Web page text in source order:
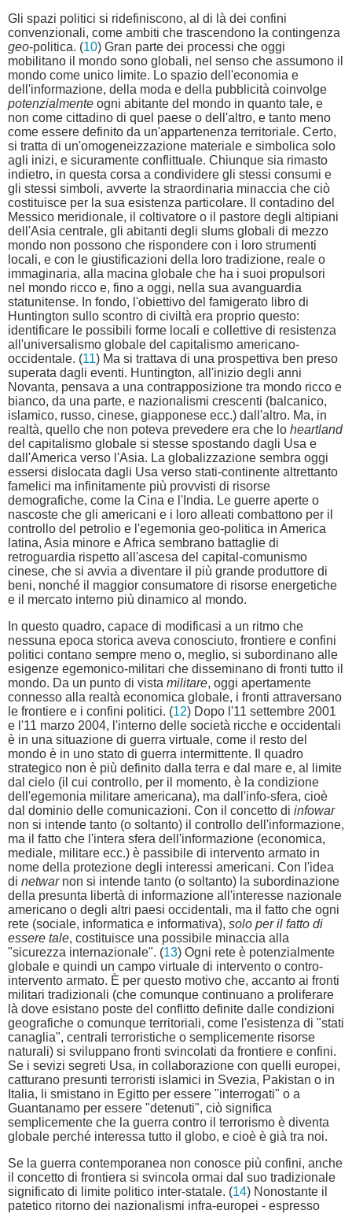
Gli spazi politici si ridefiniscono, al di là dei confini
convenzionali, come ambiti che trascendono la contingenza
geo-politica. (10) Gran parte dei processi che oggi
mobilitano il mondo sono globali, nel senso che assumono il
mondo come unico limite. Lo spazio dell'economia e
dell'informazione, della moda e della pubblicità coinvolge
potenzialmente ogni abitante del mondo in quanto tale, e
non come cittadino di quel paese o dell'altro, e tanto meno
come essere definito da un'appartenenza territoriale. Certo,
si tratta di un'omogeneizzazione materiale e simbolica solo
agli inizi, e sicuramente conflittuale. Chiunque sia rimasto
indietro, in questa corsa a condividere gli stessi consumi e
gli stessi simboli, avverte la straordinaria minaccia che ciò
costituisce per la sua esistenza particolare. Il contadino del
Messico meridionale, il coltivatore o il pastore degli altipiani
dell'Asia centrale, gli abitanti degli slums globali di mezzo
mondo non possono che rispondere con i loro strumenti
locali, e con le giustificazioni della loro tradizione, reale o
immaginaria, alla macina globale che ha i suoi propulsori
nel mondo ricco e, fino a oggi, nella sua avanguardia
statunitense. In fondo, l'obiettivo del famigerato libro di
Huntington sullo scontro di civiltà era proprio questo:
identificare le possibili forme locali e collettive di resistenza
all'universalismo globale del capitalismo americano-
occidentale. (11) Ma si trattava di una prospettiva ben preso
superata dagli eventi. Huntington, all'inizio degli anni
Novanta, pensava a una contrapposizione tra mondo ricco e
bianco, da una parte, e nazionalismi crescenti (balcanico,
islamico, russo, cinese, giapponese ecc.) dall'altro. Ma, in
realtà, quello che non poteva prevedere era che lo heartland
del capitalismo globale si stesse spostando dagli Usa e
dall'America verso l'Asia. La globalizzazione sembra oggi
essersi dislocata dagli Usa verso stati-continente altrettanto
famelici ma infinitamente più provvisti di risorse
demografiche, come la Cina e l'India. Le guerre aperte o
nascoste che gli americani e i loro alleati combattono per il
controllo del petrolio e l'egemonia geo-politica in America
latina, Asia minore e Africa sembrano battaglie di
retroguardia rispetto all'ascesa del capital-comunismo
cinese, che si avvia a diventare il più grande produttore di
beni, nonché il maggior consumatore di risorse energetiche
e il mercato interno più dinamico al mondo.
In questo quadro, capace di modificasi a un ritmo che
nessuna epoca storica aveva conosciuto, frontiere e confini
politici contano sempre meno o, meglio, si subordinano alle
esigenze egemonico-militari che disseminano di fronti tutto il
mondo. Da un punto di vista militare, oggi apertamente
connesso alla realtà economica globale, i fronti attraversano
le frontiere e i confini politici. (12) Dopo l'11 settembre 2001
e l'11 marzo 2004, l'interno delle società ricche e occidentali
è in una situazione di guerra virtuale, come il resto del
mondo è in uno stato di guerra intermittente. Il quadro
strategico non è più definito dalla terra e dal mare e, al limite
dal cielo (il cui controllo, per il momento, è la condizione
dell'egemonia militare americana), ma dall'info-sfera, cioè
dal dominio delle comunicazioni. Con il concetto di infowar
non si intende tanto (o soltanto) il controllo dell'informazione,
ma il fatto che l'intera sfera dell'informazione (economica,
mediale, militare ecc.) è passibile di intervento armato in
nome della protezione degli interessi americani. Con l'idea
di netwarnon si intende tanto (o soltanto) la subordinazione
della presunta libertà di informazione all'interesse nazionale
americano o degli altri paesi occidentali, ma il fatto che ogni
rete (sociale, informatica e informativa), solo per il fatto di
essere tale, costituisce una possibile minaccia alla
"sicurezza internazionale". (13) Ogni rete è potenzialmente
globale e quindi un campo virtuale di intervento o contro-
intervento armato. È per questo motivo che, accanto ai fronti
militari tradizionali (che comunque continuano a proliferare
là dove esistano poste del conflitto definite dalle condizioni
geografiche o comunque territoriali, come l'esistenza di "stati
canaglia", centrali terroristiche o semplicemente risorse
naturali) si sviluppano fronti svincolati da frontiere e confini.
Se i sevizi segreti Usa, in collaborazione con quelli europei,
catturano presunti terroristi islamici in Svezia, Pakistan o in
Italia, li smistano in Egitto per essere "interrogati" o a
Guantanamo per essere "detenuti", ciò significa
semplicemente che la guerra contro il terrorismo è diventa
globale perché interessa tutto il globo, e cioè è già tra noi.
Se la guerra contemporanea non conosce più confini, anche
il concetto di frontiera si svincola ormai dal suo tradizionale
significato di limite politico inter-statale. (14) Nonostante il
patetico ritorno dei nazionalismi infra-europei - espresso